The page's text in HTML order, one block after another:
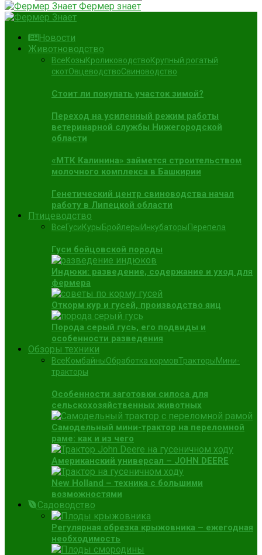
Фермер знает
Новости
Животноводство
ВсеКозыКролиководствоКрупный рогатый
скотОвцеводствоСвиноводство
Стоит ли покупать участок зимой?
Переход на усиленный режим работы
ветеринарной службы Нижегородской
области
«МТК Калинина» займется строительством
молочного комплекса в Башкирии
Генетический центр свиноводства начал
работу в Липецкой области
Птицеводство
ВсеГусиКурыБройлерыИнкубаторыПерепела
Гуси бойцовской породы
Индюки: разведение, содержание и уход для
фермера
Откорм кур и гусей, производство яиц
Порода серый гусь, его подвиды и
особенности разведения
Обзоры техники
ВсеКомбайныОбработка кормовТракторыМини-
тракторы
Особенности заготовки силоса для
сельскохозяйственных животных
Самодельный мини-трактор на переломной
раме: как и из чего
Американский универсал – JOHN DEERE
New Holland – техника с большими
возможностями
Садоводство
Регулярная обрезка крыжовника – ежегодная
необходимость